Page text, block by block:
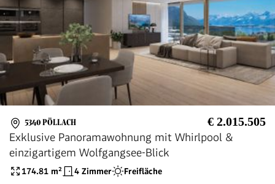
5340 PÖLLACH € 2.015.505
Exklusive Panoramawohnung mit Whirlpool &
einzigartigem Wolfgangsee-Blick
174.81 m² 4 Zimmer Freifläche